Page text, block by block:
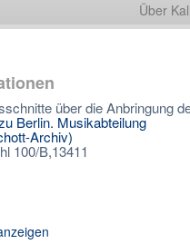
Über
über die Anbringung
Berlin. Musikabteilung
Archiv)
100/B,13411